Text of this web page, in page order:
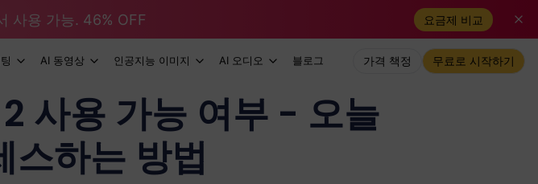
사용 가능. 46% OFF 요금제 비교
AI 동영상 인공지능 이미지 AI 오디오 블로그 가격 책정 무료로 시작하기
사용 가능 여부 - 오늘
하는 방법